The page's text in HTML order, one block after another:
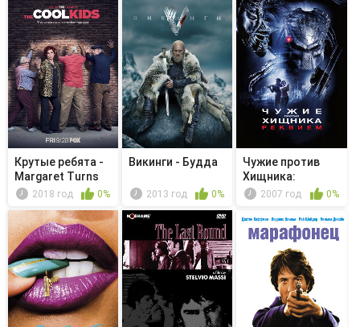
Крутые ребята -
Margaret Turns
65 2018 год 0%
Викинги - Будда
2013 год 0%
Чужие против
Хищника:
Реквием
2007 год 0%